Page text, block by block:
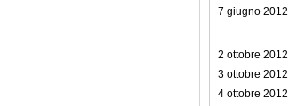
7 giugno 2012
2 ottobre 2012
3 ottobre 2012
4 ottobre 2012